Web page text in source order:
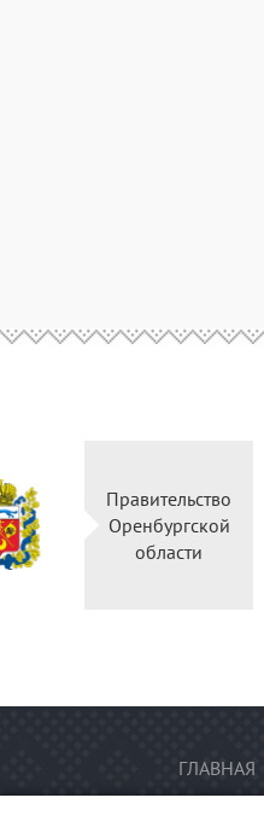
Правительство
Оренбургской
области
ГЛАВНАЯ